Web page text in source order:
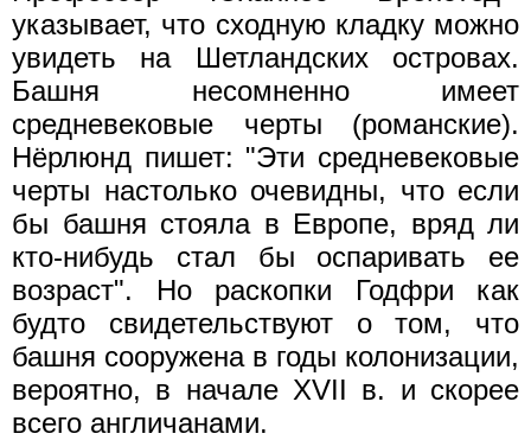
указывает, что сходную кладку можно
увидеть на Шетландских островах.
Башня несомненно имеет
средневековые черты (романские).
Нёрлюнд пишет: "Эти средневековые
черты настолько очевидны, что если
бы башня стояла в Европе, вряд ли
кто-нибудь стал бы оспаривать ее
возраст". Но раскопки Годфри как
будто свидетельствуют о том, что
башня сооружена в годы колонизации,
вероятно, в начале XVII в. и скорее
всего англичанами.